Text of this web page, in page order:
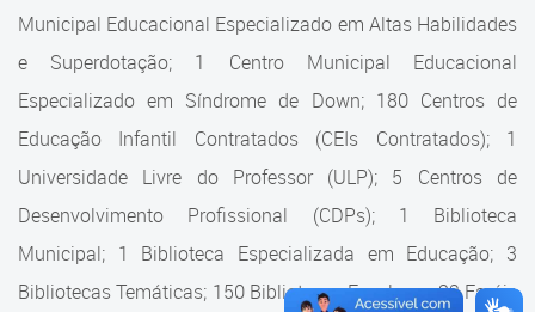
Portal Aprendere
Portal do Servidor
Departamento de Logística
Departamento de Logística
Gerência de Almoxarifado
Gerência de Aquisição e
Gestão Contratual de
Serviços
Municipal Educacional Especializado em Altas Habilidades
e Superdotação; 1 Centro Municipal Educacional
Especializado em Síndrome de Down; 180 Centros de
Educação Infantil Contratados (CEIs Contratados); 1
Universidade Livre do Professor (ULP); 5 Centros de
Desenvolvimento Profissional (CDPs); 1 Biblioteca
Municipal; 1 Biblioteca Especializada em Educação; 3
Bibliotecas Temáticas; 150 Bibliotecas Escolares; 32 Faróis